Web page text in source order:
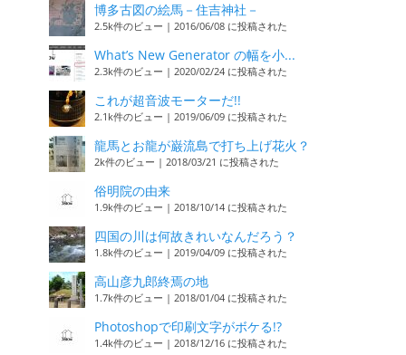
博多古図の絵馬－住吉神社－
2.5k件のビュー | 2016/06/08 に投稿された
What’s New Generator の幅を小...
2.3k件のビュー | 2020/02/24 に投稿された
これが超音波モーターだ!!
2.1k件のビュー | 2019/06/09 に投稿された
龍馬とお龍が巌流島で打ち上げ花火？
2k件のビュー | 2018/03/21 に投稿された
俗明院の由来
1.9k件のビュー | 2018/10/14 に投稿された
四国の川は何故きれいなんだろう？
1.8k件のビュー | 2019/04/09 に投稿された
高山彦九郎終焉の地
1.7k件のビュー | 2018/01/04 に投稿された
Photoshopで印刷文字がボケる!?
1.4k件のビュー | 2018/12/16 に投稿された